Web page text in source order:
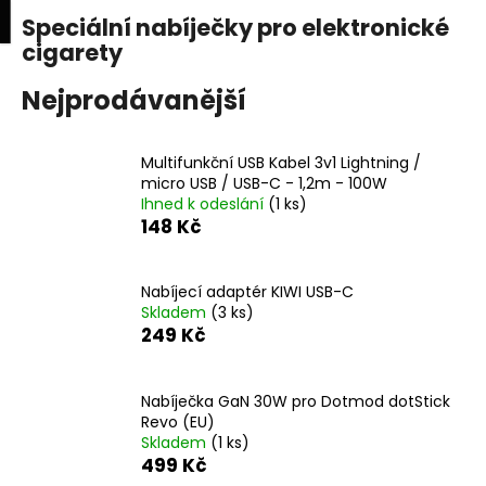
Přejít
na
obsah
Speciální nabíječky pro elektronické
cigarety
Nejprodávanější
Multifunkční USB Kabel 3v1 Lightning /
micro USB / USB-C - 1,2m - 100W
Ihned k odeslání (1 ks)
148 Kč
Nabíjecí adaptér KIWI USB-C
Skladem (3 ks)
249 Kč
Nabíječka GaN 30W pro Dotmod dotStick
Revo (EU)
Skladem (1 ks)
499 Kč
o Zpět
Zpět
C